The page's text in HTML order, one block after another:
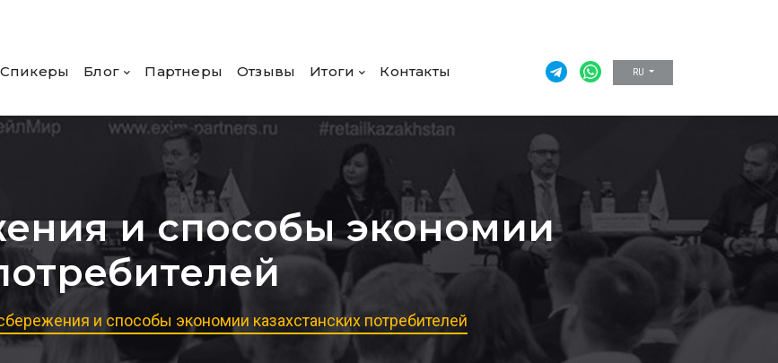
RU
Спикеры Блог Партнеры Отзывы Итоги Контакты
и способы экономии
и способы экономии казахстанских потребителей